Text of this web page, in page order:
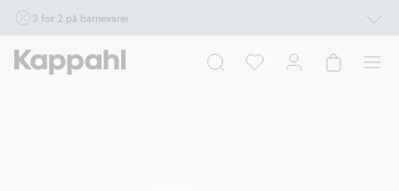
3 for 2 på barnevarer
17/8 i butikk & online for deg som er eller blir medlem. Kan ikke kombineres med
andre tilbud eller rabatter.